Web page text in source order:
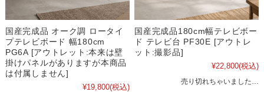
国産完成品 オーク調 ロータイ
プテレビボード 幅180cm
PG6A [アウトレット:本来は壁
掛けパネルがありますが本商品
は付属しません]
¥19,800(税込)
国産完成品180cm幅テレビボー
ド テレビ台 PF30E [アウトレ
ット:撮影品]
¥22,800(税込)
売り切れちゃいました…